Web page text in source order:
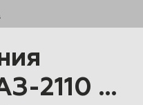
2110 …